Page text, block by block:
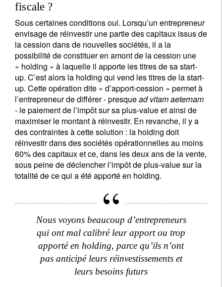
fiscale ?
Sous certaines conditions oui. Lorsqu’un entrepreneur
envisage de réinvestir une partie des capitaux issus de
la cession dans de nouvelles sociétés, il a la
possibilité de constituer en amont de la cession une
« holding » à laquelle il apporte les titres de sa start-
up. C’est alors la holding qui vend les titres de la start-
up. Cette opération dite « d’apport-cession » permet à
l’entrepreneur de différer - presquead vitam aeternam
- le paiement de l’impôt sur sa plus-value et ainsi de
maximiser le montant à réinvestir. En revanche, il y a
des contraintes à cette solution : la holding doit
réinvestir dans des sociétés opérationnelles au moins
60% des capitaux et ce, dans les deux ans de la vente,
sous peine de déclencher l’impôt de plus-value sur la
totalité de ce qui a été apporté en holding.
Nous voyons beaucoup d’entrepreneurs
qui ont mal calibré leur apport ou trop
apporté en holding, parce qu’ils n’ont
pas anticipé leurs réinvestissements et
leurs besoins futurs